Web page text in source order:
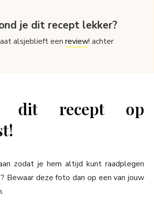
je dit recept lekker?
alsjeblieft eenreview! achter
dit recept op
zodat je hem altijd kunt raadplegen
Bewaar deze foto dan op een van jouw